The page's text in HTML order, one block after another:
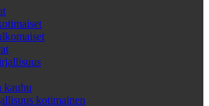
kauhu
kotimainen